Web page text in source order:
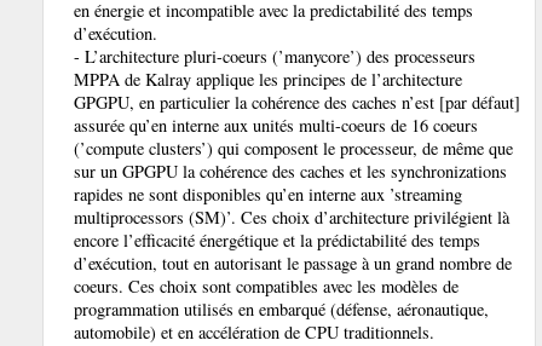
en énergie et incompatible avec la predictabilité des temps
d’exécution.
- L’architecture pluri-coeurs (’manycore’) des processeurs
MPPA de Kalray applique les principes de l’architecture
GPGPU, en particulier la cohérence des caches n’est [par défaut]
assurée qu’en interne aux unités multi-coeurs de 16 coeurs
(’compute clusters’) qui composent le processeur, de même que
sur un GPGPU la cohérence des caches et les synchronizations
rapides ne sont disponibles qu’en interne aux ’streaming
multiprocessors (SM)’. Ces choix d’architecture privilégient là
encore l’efficacité énergétique et la prédictabilité des temps
d’exécution, tout en autorisant le passage à un grand nombre de
coeurs. Ces choix sont compatibles avec les modèles de
programmation utilisés en embarqué (défense, aéronautique,
automobile) et en accélération de CPU traditionnels.